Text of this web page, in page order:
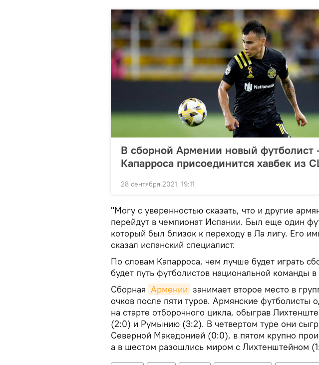
В сборной Армении новый футболист
Капарроса присоединится хавбек из
28 сентября 2021, 19:11
"Могу с уверенностью сказать, что и другие
перейдут в чемпионат Испании. Был еще один
который был близок к переходу в Ла лигу. Его
сказал испанский специалист.
По словам Капарроса, чем лучше будет играть
будет путь футболистов национальной команды
Сборная Армении занимает второе место в
очков после пяти туров. Армянские футболисты
на старте отборочного цикла, обыграв
(2:0) и Румынию (3:2). В четвертом туре они
Северной Македонией (0:0), в пятом крупно
а в шестом разошлись миром с Лихтенштейном